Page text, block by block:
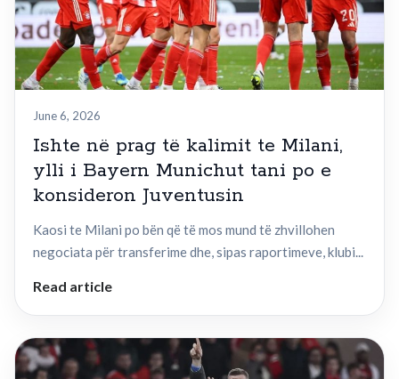
June 6, 2026
Ishte në prag të kalimit te Milani,
ylli i Bayern Munichut tani po e
konsideron Juventusin
Kaosi te Milani po bën që të mos mund të zhvillohen
negociata për transferime dhe, sipas raportimeve, klubi...
Read article